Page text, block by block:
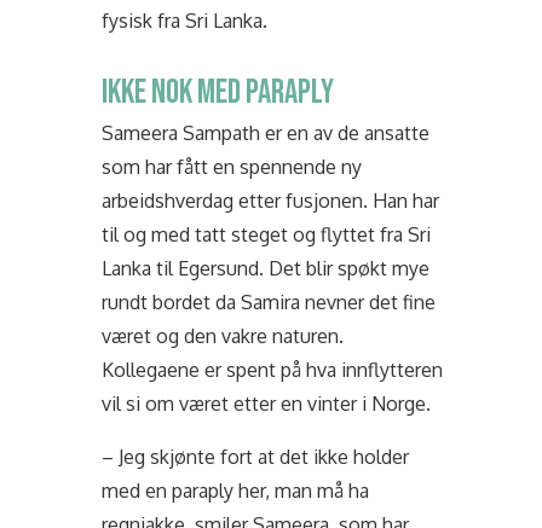
fysisk fra Sri Lanka.
IKKE NOK MED PARAPLY
Sameera Sampath er en av de ansatte
som har fått en spennende ny
arbeidshverdag etter fusjonen. Han har
til og med tatt steget og flyttet fra Sri
Lanka til Egersund. Det blir spøkt mye
rundt bordet da Samira nevner det fine
været og den vakre naturen.
Kollegaene er spent på hva innflytteren
vil si om været etter en vinter i Norge.
– Jeg skjønte fort at det ikke holder
med en paraply her, man må ha